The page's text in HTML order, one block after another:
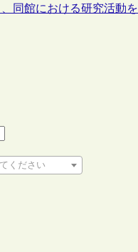
同館における研究活動
ください